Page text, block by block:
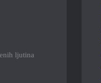
ljutina